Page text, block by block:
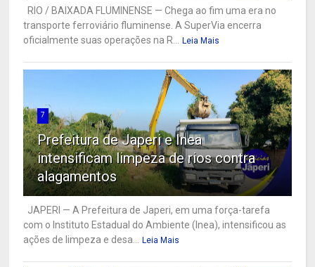
RIO / BAIXADA FLUMINENSE — Chega ao fim uma era no
transporte ferroviário fluminense. A SuperVia encerra
oficialmente suas operações na R...
Leia Mais
7
Prefeitura de Japeri e Inea
intensificam limpeza de rios contra
alagamentos
JAPERI — A Prefeitura de Japeri, em uma força-tarefa
com o Instituto Estadual do Ambiente (Inea), intensificou as
ações de limpeza e desa...
Leia Mais